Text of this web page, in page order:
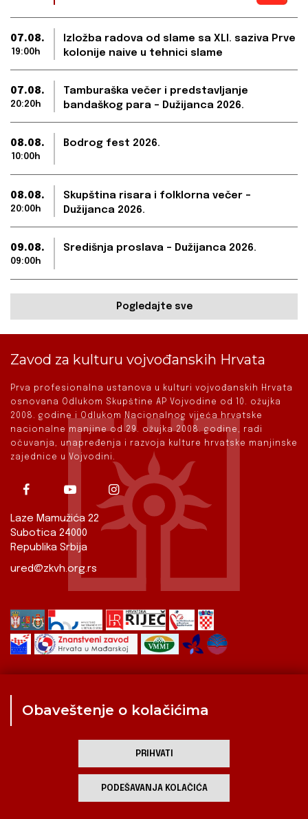
07.08.
19:00h
Izložba radova od slame sa XLI. saziva Prve
kolonije naive u tehnici slame
07.08.
20:20h
Tamburaška večer i predstavljanje
bandaškog para – Dužijanca 2026.
08.08.
10:00h
Bodrog fest 2026.
08.08.
20:00h
Skupština risara i folklorna večer –
Dužijanca 2026.
09.08.
09:00h
Središnja proslava – Dužijanca 2026.
Pogledajte sve
Zavod za kulturu vojvođanskih Hrvata
Prva profesionalna ustanova u kulturi vojvođanskih Hrvata
osnovana Odlukom Skupštine AP Vojvodine od 10. ožujka
2008. godine i Odlukom Nacionalnog vijeća hrvatske
nacionalne manjine od 29. ožujka 2008. godine, radi
očuvanja, unapređenja i razvoja kulture hrvatske manjinske
zajednice u Vojvodini.
Laze Mamužića 22
Subotica 24000
Republika Srbija
ured@zkvh.org.rs
Kulturna scena
Zavod za kulturu vojvođanskih Hrvata
Obaveštenje o kolačićima
PRIHVATI
PODEŠAVANJA KOLAČIĆA